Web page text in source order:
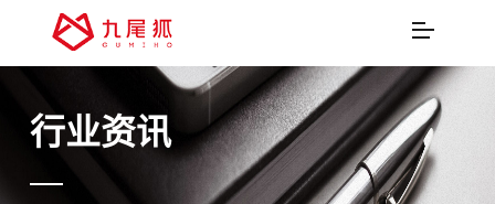
行业资讯